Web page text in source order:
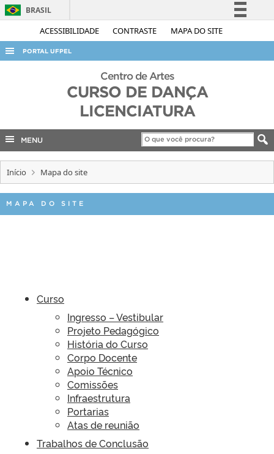
ACESSIBILIDADE CONTRASTE MAPA DO SITE
BRASIL
Simplifique!
Acesso à informação
Legislação
PORTAL UFPEL
ACESSO À INFORMAÇÃO
INTERNACIONAL
Centro de Artes
CURSO DE DANÇA
LICENCIATURA
MENU
Início Mapa do site
MAPA DO SITE
Curso
Ingresso – Vestibular
Projeto Pedagógico
História do Curso
Corpo Docente
Apoio Técnico
Comissões
Infraestrutura
Portarias
Atas de reunião
Trabalhos de Conclusão